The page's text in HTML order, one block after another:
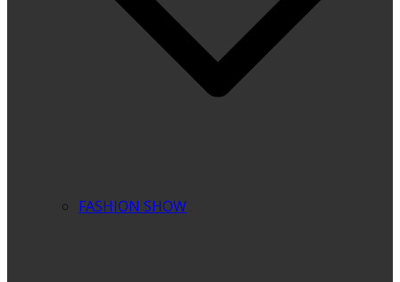
FASHION SHOW